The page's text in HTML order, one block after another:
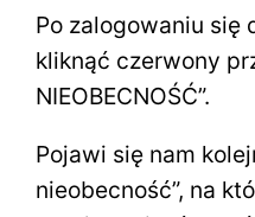
Po zalogowaniu się
kliknąć czerwony
NIEOBECNOŚĆ”.
Pojawi się nam
nieobecność”, na